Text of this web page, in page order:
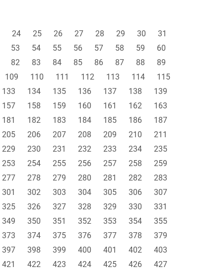
24 25 26 27 28 29 30
31
53 54 55 56 57 58 59
60
82 83 84 85 86 87 88
89
109 110 111 112 113 114
115
133 134 135 136 137 138
139
157 158 159 160 161 162
163
181 182 183 184 185 186
187
205 206 207 208 209 210
211
229 230 231 232 233 234
235
253 254 255 256 257 258
259
277 278 279 280 281 282
283
301 302 303 304 305 306
307
325 326 327 328 329 330
331
349 350 351 352 353 354
355
373 374 375 376 377 378
379
397 398 399 400 401 402
403
421 422 423 424 425 426
427